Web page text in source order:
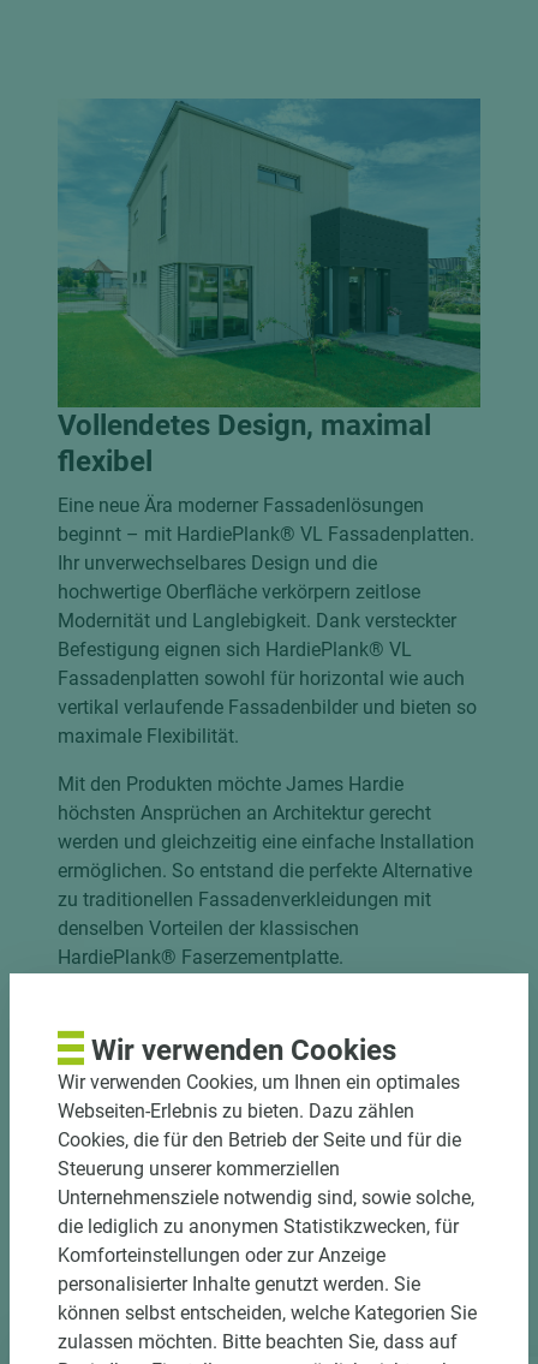
Vollendetes Design, maximal
flexibel
Eine neue Ära moderner Fassadenlösungen
beginnt – mit HardiePlank® VL Fassadenplatten.
Ihr unverwechselbares Design und die
hochwertige Oberfläche verkörpern zeitlose
Modernität und Langlebigkeit. Dank versteckter
Befestigung eignen sich HardiePlank® VL
Fassadenplatten sowohl für horizontal wie auch
vertikal verlaufende Fassadenbilder und bieten so
maximale Flexibilität.
Mit den Produkten möchte James Hardie
höchsten Ansprüchen an Architektur gerecht
werden und gleichzeitig eine einfache Installation
ermöglichen. So entstand die perfekte Alternative
zu traditionellen Fassadenverkleidungen mit
denselben Vorteilen der klassischen
HardiePlank® Faserzementplatte.
innovativen Nut-Feder-Systems nahezu nahtlos
ineinander und das spart Zeit und Kosten. Dank
seiner speziellen, natürlichen Zusammensetzung
kann James Hardie Faserzement den
Witterungseinflüssen verschiedenster Klimazonen
standhalten und gibt darauf 15 Jahre Garantie.
HARDIEPLANK® VL –
FARBÜBERSICHT
Wir verwenden Cookies
Wir verwenden Cookies, um Ihnen ein optimales
Webseiten-Erlebnis zu bieten. Dazu zählen
Cookies, die für den Betrieb der Seite und für die
Steuerung unserer kommerziellen
Unternehmensziele notwendig sind, sowie solche,
die lediglich zu anonymen Statistikzwecken, für
Komforteinstellungen oder zur Anzeige
personalisierter Inhalte genutzt werden. Sie
können selbst entscheiden, welche Kategorien Sie
zulassen möchten. Bitte beachten Sie, dass auf